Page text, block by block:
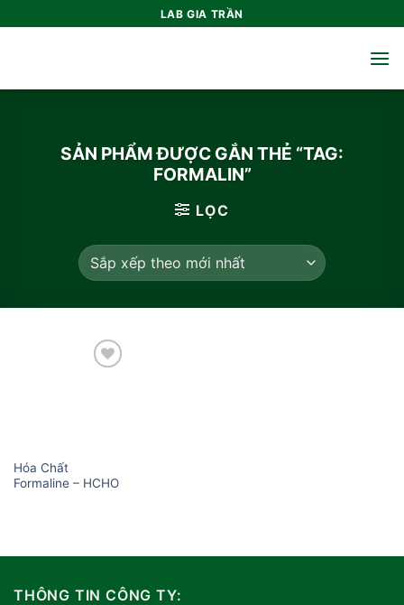
qua
LAB GIA TRẦN
SẢN PHẨM ĐƯỢC GẮN THẺ “TAG:
FORMALIN”
LỌC
Hóa Chất
Formaline – HCHO
THÔNG TIN CÔNG TY: